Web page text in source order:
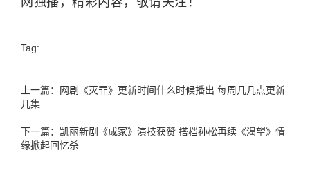
Tag:
上一篇：
网剧《灭罪》更新时间什么时候播出 每周几几点更新
几集
下一篇： 凯丽新剧《成家》演技获赞 搭档孙松再续《渴望》情
缘掀起回忆杀